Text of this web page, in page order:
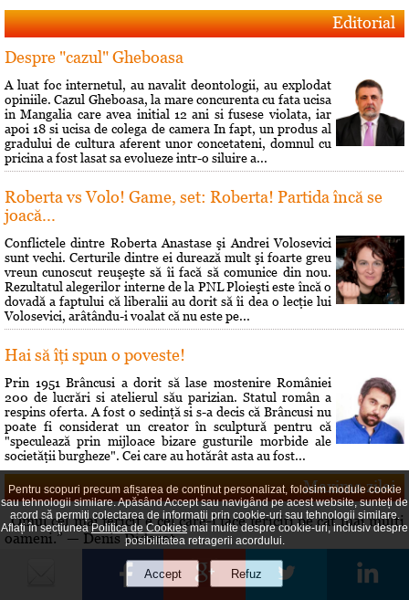
Editorial
Despre "cazul" Gheboasa
A luat foc internetul, au navalit deontologii, au explodat
opiniile. Cazul Gheboasa, la mare concurenta cu fata ucisa
in Mangalia care avea initial 12 ani si fusese violata, iar
apoi 18 si ucisa de colega de camera In fapt, un produs al
gradului de cultura aferent unor concetateni, domnul cu
pricina a fost lasat sa evolueze intr-o siluire a...
Roberta vs Volo! Game, set: Roberta! Partida încă se
joacă...
Conflictele dintre Roberta Anastase şi Andrei Volosevici
sunt vechi. Certurile dintre ei durează mult şi foarte greu
vreun cunoscut reuşeşte să îi facă să comunice din nou.
Rezultatul alegerilor interne de la PNL Ploieşti este încă o
dovadă a faptului că liberalii au dorit să îi dea o lecţie lui
Volosevici, arâtându-i voalat că nu este pe...
Hai să îţi spun o poveste!
Prin 1951 Brâncusi a dorit să lase mostenire României
200 de lucrări si atelierul său parizian. Statul român a
respins oferta. A fost o sedinţă si s-a decis că Brâncusi nu
poate fi considerat un creator în sculptură pentru că
"speculează prin mijloace bizare gusturile morbide ale
societăţii burgheze". Cei care au hotărât asta au fost...
Maxima zilei
„Omul cel mai fericit e cel care-i face fericiţi pe cât mai mulţi
oameni.” — Denis Diderot
Curs valutar
Pentru scopuri precum afișarea de conținut personalizat, folosim module cookie
sau tehnologii similare. Apăsând Accept sau navigând pe acest website, sunteți de
acord să permiți colectarea de informații prin cookie-uri sau tehnologii similare.
Aflați în secțiuneaPolitica de Cookiesmai multe despre cookie-uri, inclusiv despre
posibilitatea retragerii acordului.